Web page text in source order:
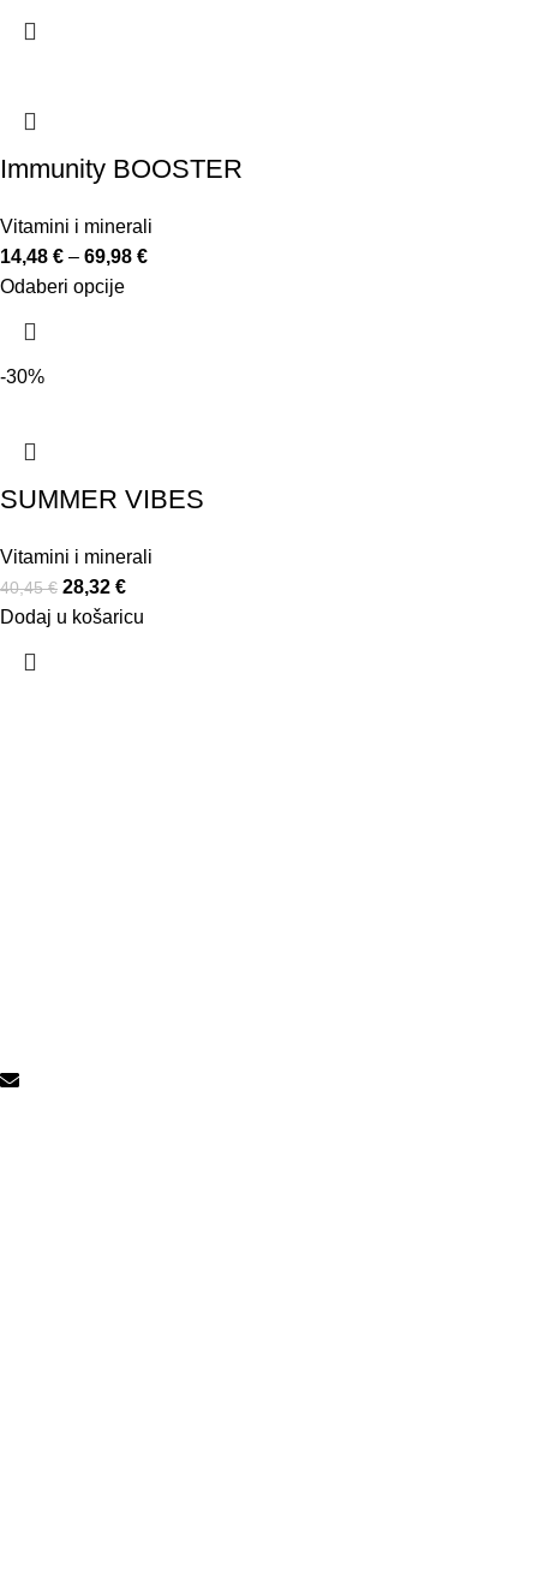
Immunity BOOSTER
Vitamini i minerali
14,48 € – 69,98 €
Odaberi opcije
-30%
SUMMER VIBES
Vitamini i minerali
40,45€ 28,32 €
Dodaj u košaricu